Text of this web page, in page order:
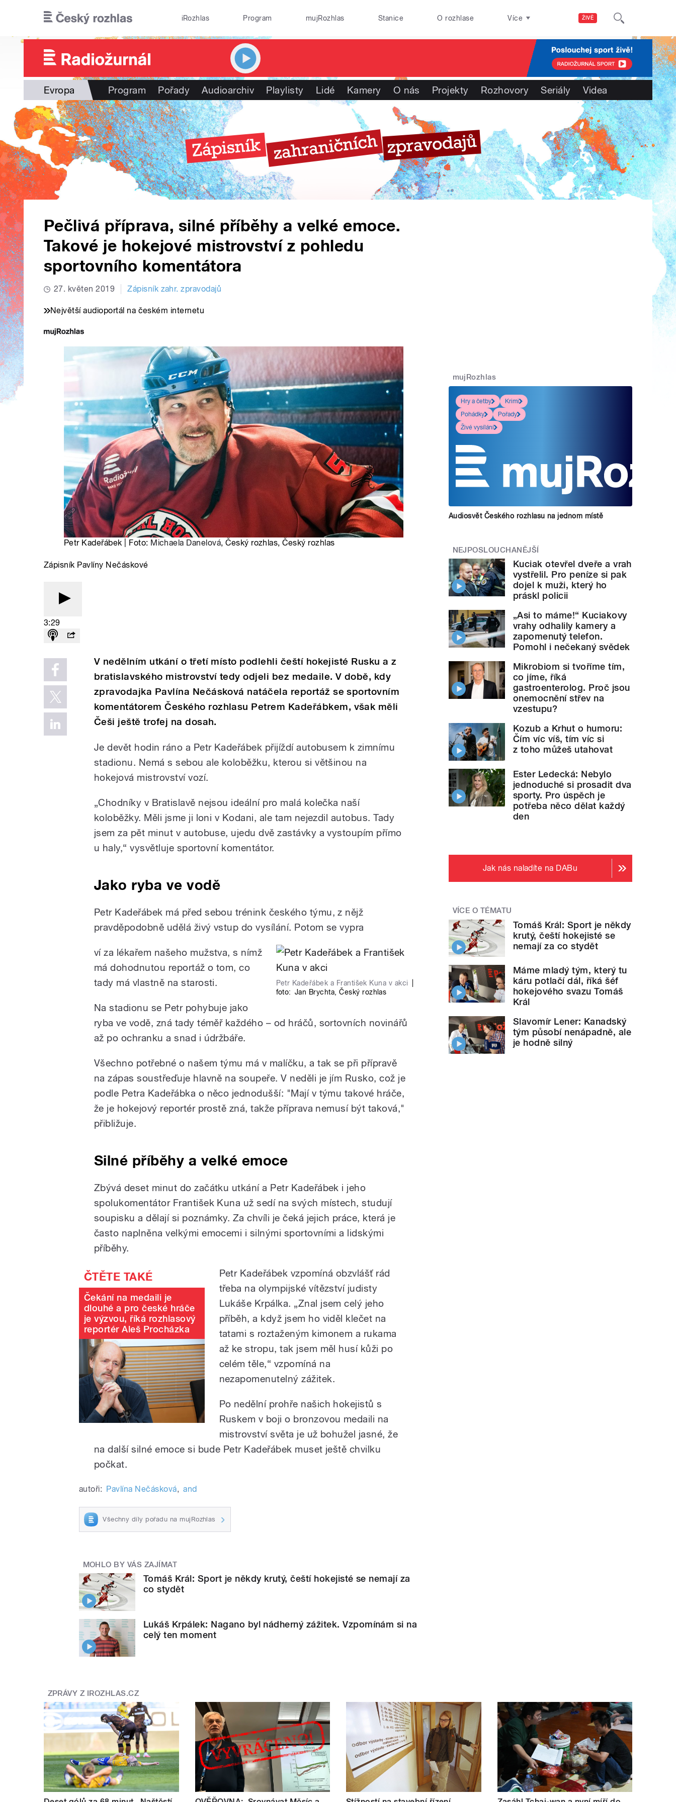
ŽIVĚ
iRozhlas Program mujRozhlas Stanice O rozhlase Více
Evropa Program Pořady Audioarchiv Playlisty Lidé Kamery O nás Projekty Rozhovory Seriály Videa
Pečlivá příprava, silné příběhy a velké emoce.
Takové je hokejové mistrovství z pohledu
sportovního komentátora
27. květen 2019 Zápisník zahr. zpravodajů
Největší audioportál na českém internetu
Petr Kadeřábek | Foto: Michaela Danelová, Český rozhlas, Český rozhlas
Zápisník Pavlíny Nečáskové
3:29
V nedělním utkání o třetí místo podlehli čeští hokejisté Rusku a z
bratislavského mistrovství tedy odjeli bez medaile. V době, kdy
zpravodajka Pavlína Nečásková natáčela reportáž se sportovním
komentátorem Českého rozhlasu Petrem Kadeřábkem, však měli
Češi ještě trofej na dosah.
Je devět hodin ráno a Petr Kadeřábek přijíždí autobusem k zimnímu
stadionu. Nemá s sebou ale koloběžku, kterou si většinou na
hokejová mistrovství vozí.
„Chodníky v Bratislavě nejsou ideální pro malá kolečka naší
koloběžky. Měli jsme ji loni v Kodani, ale tam nejezdil autobus. Tady
jsem za pět minut v autobuse, ujedu dvě zastávky a vystoupím přímo
u haly,“ vysvětluje sportovní komentátor.
Jako ryba ve vodě
Petr Kadeřábek má před sebou trénink českého týmu, z nějž
pravděpodobně udělá živý vstup do vysílání. Potom se vypra
Petr Kadeřábek a František Kuna v akci
foto: Jan Brychta,Český rozhlas
ví za lékařem našeho mužstva, s nímž
má dohodnutou reportáž o tom, co
tady má vlastně na starosti.
Na stadionu se Petr pohybuje jako
ryba ve vodě, zná tady téměř každého – od hráčů, sortovních novinářů
až po ochranku a snad i údržbáře.
Všechno potřebné o našem týmu má v malíčku, a tak se při přípravě
na zápas soustřeďuje hlavně na soupeře. V neděli je jím Rusko, což je
podle Petra Kadeřábka o něco jednodušší: "Mají v týmu takové hráče,
že je hokejový reportér prostě zná, takže příprava nemusí být taková,"
přibližuje.
Silné příběhy a velké emoce
Zbývá deset minut do začátku utkání a Petr Kadeřábek i jeho
spolukomentátor František Kuna už sedí na svých místech, studují
soupisku a dělají si poznámky. Za chvíli je čeká jejich práce, která je
často naplněna velkými emocemi i silnými sportovními a lidskými
příběhy.
Čekání na medaili je
dlouhé a pro české hráče
je výzvou, říká rozhlasový
reportér Aleš Procházka
Petr Kadeřábek vzpomíná obzvlášť rád
třeba na olympijské vítězství judisty
Lukáše Krpálka. „Znal jsem celý jeho
příběh, a když jsem ho viděl klečet na
tatami s roztaženým kimonem a rukama
až ke stropu, tak jsem měl husí kůži po
celém těle,“ vzpomíná na
nezapomenutelný zážitek.
Po nedělní prohře našich hokejistů s
Ruskem v boji o bronzovou medaili na
mistrovství světa je už bohužel jasné, že
na další silné emoce si bude Petr Kadeřábek muset ještě chvilku
počkat.
autoři: Pavlína Nečásková, and
Všechny díly pořadu na mujRozhlas
MOHLO BY VÁS ZAJÍMAT
Tomáš Král: Sport je někdy krutý, čeští hokejisté se nemají za
co stydět
Lukáš Krpálek: Nagano byl nádherný zážitek. Vzpomínám si na
celý ten moment
mujRozhlas
Hry a četby
Krimi
Pohádky
Pořady
Živé vysílání
Audiosvět Českého rozhlasu na jednom místě
NEJPOSLOUCHANĚJŠÍ
Kuciak otevřel dveře a vrah
vystřelil. Pro peníze si pak
dojel k muži, který ho
práskl policii
„Asi to máme!“ Kuciakovy
vrahy odhalily kamery a
zapomenutý telefon.
Pomohl i nečekaný svědek
Mikrobiom si tvoříme tím,
co jíme, říká
gastroenterolog. Proč jsou
onemocnění střev na
vzestupu?
Kozub a Krhut o humoru:
Čím víc víš, tím víc si
z toho můžeš utahovat
Ester Ledecká: Nebylo
jednoduché si prosadit dva
sporty. Pro úspěch je
potřeba něco dělat každý
den
Jak nás naladíte na DABu
VÍCE O TÉMATU
Tomáš Král: Sport je někdy
krutý, čeští hokejisté se
nemají za co stydět
Máme mladý tým, který tu
káru potlačí dál, říká šéf
hokejového svazu Tomáš
Král
Slavomír Lener: Kanadský
tým působí nenápadně, ale
je hodně silný
ZPRÁVY Z IROZHLAS.CZ